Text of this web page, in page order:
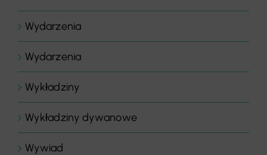
Wydarzenia
Wydarzenia
Wykładziny
Wykładziny dywanowe
Wywiad